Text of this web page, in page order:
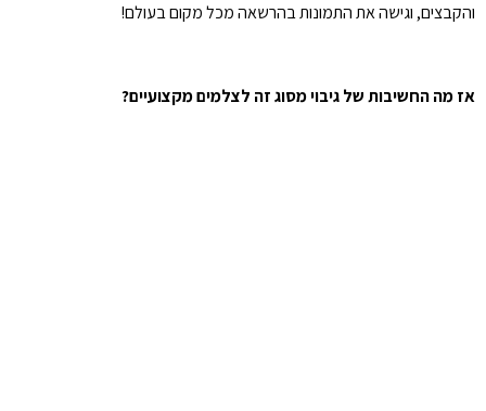
והקבצים, וגישה את התמונות בהרשאה מכל מקום בעולם!
אז מה החשיבות של גיבוי מסוג זה לצלמים מקצועיים?